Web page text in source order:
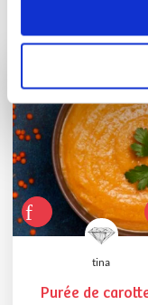
Vous
tina
Purée de